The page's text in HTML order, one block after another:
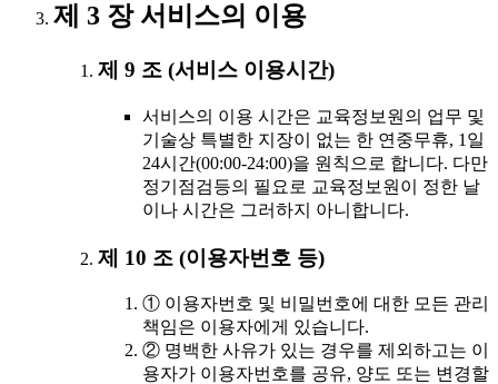
제 3 장 서비스의 이용
제 9 조 (서비스 이용시간)
서비스의 이용 시간은 교육정보원의 업무 및
기술상 특별한 지장이 없는 한 연중무휴, 1일
24시간(00:00-24:00)을 원칙으로 합니다. 다만
정기점검등의 필요로 교육정보원이 정한 날
이나 시간은 그러하지 아니합니다.
제 10 조 (이용자번호 등)
① 이용자번호 및 비밀번호에 대한 모든 관리
책임은 이용자에게 있습니다.
② 명백한 사유가 있는 경우를 제외하고는 이
용자가 이용자번호를 공유, 양도 또는 변경할